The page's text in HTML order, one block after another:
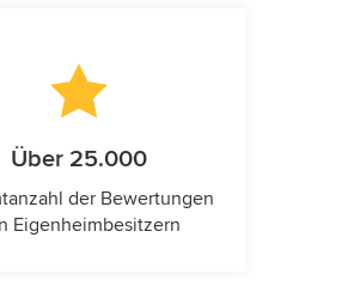
Über 25.000
der Bewertungen
Eigenheimbesitzern